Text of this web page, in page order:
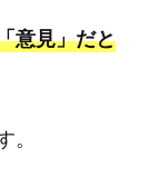
意見」だと